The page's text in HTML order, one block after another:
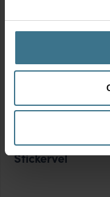
MIX &
Stickervel